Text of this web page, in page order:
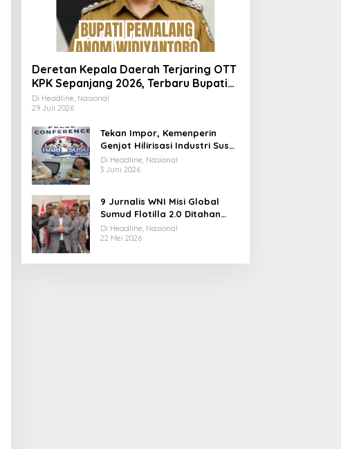
Deretan Kepala Daerah Terjaring OTT
KPK Sepanjang 2026, Terbaru Bupati
Pemalang Anom Widiyantoro
Di Headline, Nasional
29 Juli 2026
Tekan Impor, Kemenperin
Genjot Hilirisasi Industri Susu
Lewat Momen Hari Susu
Nusantara 2026
Di Headline, Nasional
3 Juni 2026
9 Jurnalis WNI Misi Global
Sumud Flotilla 2.0 Ditahan
Militer Israel, Kini Dibebaskan
dan Dievakuasi ke Istanbul
Di Headline, Nasional
22 Mei 2026